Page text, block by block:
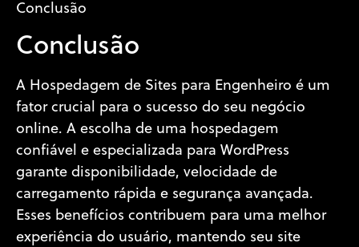
Conclusão
Conclusão
A Hospedagem de Sites para Engenheiro é um
fator crucial para o sucesso do seu negócio
online. A escolha de uma hospedagem
confiável e especializada para WordPress
garante disponibilidade, velocidade de
carregamento rápida e segurança avançada.
Esses benefícios contribuem para uma melhor
experiência do usuário, mantendo seu site